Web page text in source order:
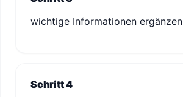
wichtige Informationen ergänzen
Schritt 4